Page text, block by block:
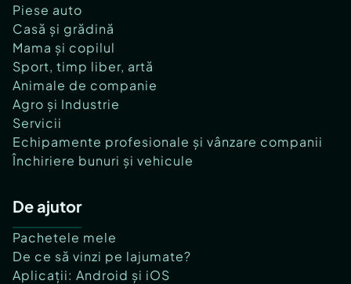
Piese auto
Casă și grădină
Mama și copilul
Sport, timp liber, artă
Animale de companie
Agro și Industrie
Servicii
Echipamente profesionale și vânzare companii
Închiriere bunuri și vehicule
De ajutor
Pachetele mele
De ce să vinzi pe lajumate?
Aplicații: Android și iOS